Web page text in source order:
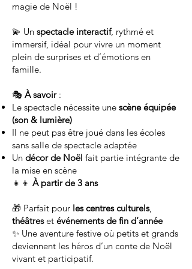
magie de Noël !
💫 Un spectacle interactif, rythmé et
immersif, idéal pour vivre un moment
plein de surprises et d’émotions en
famille.
🎭 À savoir:
Le spectacle nécessite une scène équipée
(son & lumière)
Il ne peut pas être joué dans les écoles
sans salle de spectacle adaptée
Un décor de Noël fait partie intégrante de
la mise en scène
👧👦 À partir de 3 ans
🎁 Parfait pour les centres culturels,
théâtreset événements de fin d’année
✨ Une aventure festive où petits et grands
deviennent les héros d’un conte de Noël
vivant et participatif.